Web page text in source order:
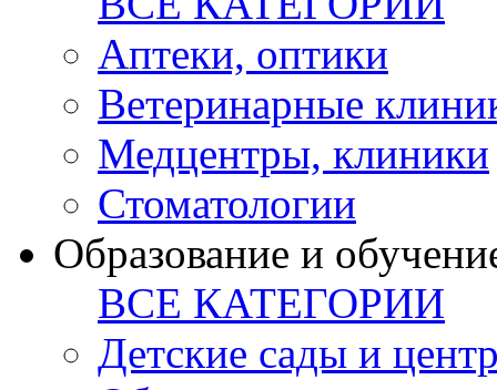
Аптеки, оптики
Ветеринарные
Медцентры, клиники
Стоматологии
Образование и
ВСЕ КАТЕГОРИИ
Детские сады и